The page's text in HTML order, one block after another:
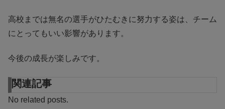
高校までは無名の選手がひたむきに努力する姿は、チーム
にとってもいい影響があります。
今後の成長が楽しみです。
関連記事
No related posts.